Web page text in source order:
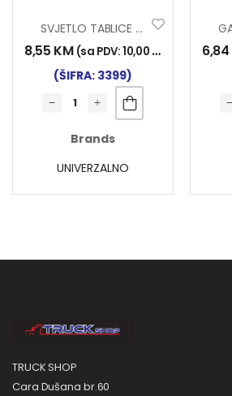
SVJETLO TABLICE 0064 LED
8,55 KM (sa PDV:10,00 KM
(ŠIFRA: 3399)
Brands
UNIVERZALNO
6,84
TRUCK SHOP
Cara Dušana br.60